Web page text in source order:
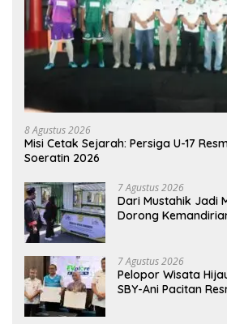
8 Agustus 2026
Misi Cetak Sejarah: Persiga U-17
Soeratin 2026
7 Agustus 2026
Dari Mustahik Jadi
Dorong
7 Agustus 2026
Pelopor Wisata
SBY-Ani Pacitan